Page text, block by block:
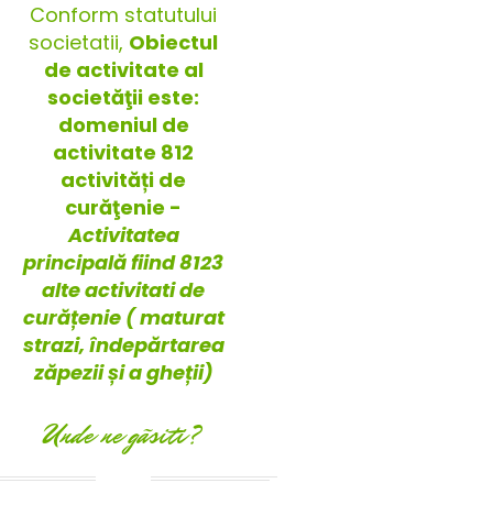
Conform statutului
societatii, Obiectul
de activitate al
societăţii este:
domeniul de
activitate 812
activități de
curăţenie -
Activitatea
principală fiind 8123
alte activitati de
curățenie ( maturat
strazi, îndepărtarea
zăpezii și a gheții)
Unde ne gãsiti?